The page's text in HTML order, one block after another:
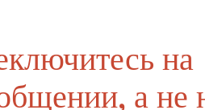
на
а не